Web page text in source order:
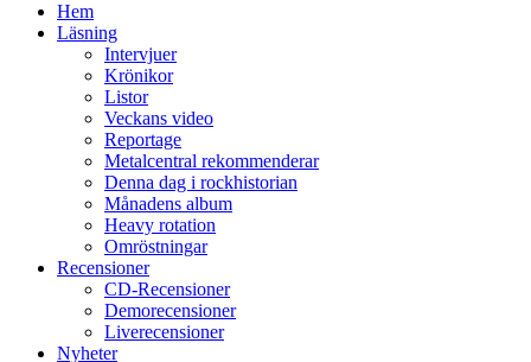
Hem
Läsning
Intervjuer
Krönikor
Listor
Veckans video
Reportage
Metalcentral rekommenderar
Denna dag i rockhistorian
Månadens album
Heavy rotation
Omröstningar
Recensioner
CD-Recensioner
Demorecensioner
Liverecensioner
Nyheter